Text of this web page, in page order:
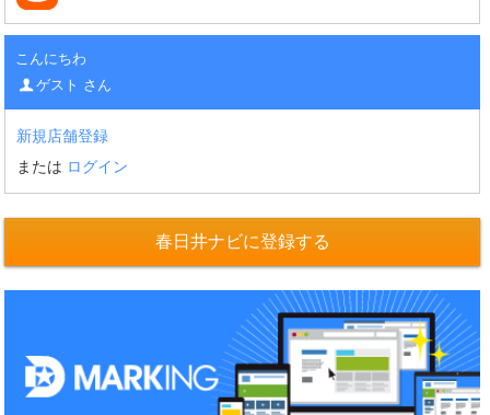
こんにちわ
ゲスト さん
新規店舗登録
または ログイン
春日井ナビに登録する